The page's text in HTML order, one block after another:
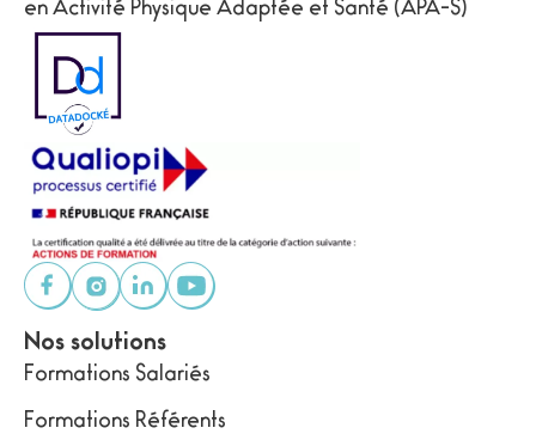
en Activité Physique Adaptée et Santé (APA-S)
Nos solutions
Formations Salariés
Formations Référents